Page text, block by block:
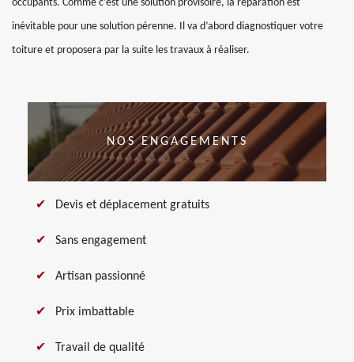
occupants. Comme c’est une solution provisoire, la réparation est
inévitable pour une solution pérenne. Il va d’abord diagnostiquer votre
toiture et proposera par la suite les travaux à réaliser.
NOS ENGAGEMENTS
Devis et déplacement gratuits
Sans engagement
Artisan passionné
Prix imbattable
Travail de qualité